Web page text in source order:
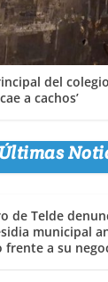
del
a cachos’
Últimas
de Telde
municipal
frente a su